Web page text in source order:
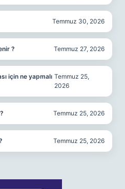
Temmuz 30, 2026
? Temmuz 27, 2026
için ne yapmalı Temmuz 25,
2026
Temmuz 25, 2026
Temmuz 25, 2026